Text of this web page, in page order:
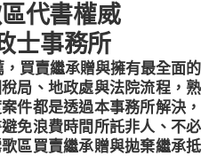
代書權威
士事務所
買賣繼承贈與擁有最全面的
局、地政處與法院流程，熟
件都是透過本事務所解決，
免浪費時間所託非人、不必
區買賣繼承贈與拋棄繼承抵